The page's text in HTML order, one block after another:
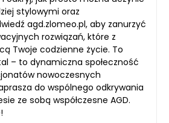
stylowymi oraz
agd.zlomeo.pl, aby zanurzyć
rozwiązań, które z
Twoje codzienne życie. To
– to dynamiczna społeczność
nowoczesnych
do wspólnego odkrywania
ze sobą współczesne AGD.